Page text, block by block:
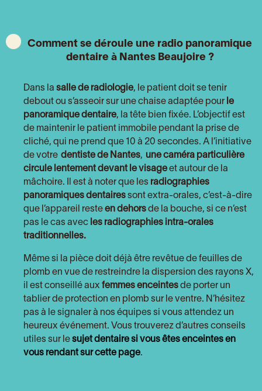
Comment se déroule une radio panoramique
dentaire à Nantes Beaujoire ?
Dans la salle de radiologie, le patient doit se tenir
debout ou s’asseoir sur une chaise adaptée pour le
panoramique dentaire, la tête bien fixée. L’objectif est
de maintenir le patient immobile pendant la prise de
cliché, qui ne prend que 10 à 20 secondes. A l’initiative
de votre dentiste de Nantes, une caméra particulière
circule lentement devant le visage et autour de la
mâchoire. Il est à noter que les radiographies
panoramiques dentaires sont extra-orales, c’est-à-dire
que l’appareil reste en dehors de la bouche, si ce n’est
pas le cas avec les radiographies intra-orales
traditionnelles.
Même si la pièce doit déjà être revêtue de feuilles de
plomb en vue de restreindre la dispersion des rayons X,
il est conseillé aux femmes enceintes de porter un
tablier de protection en plomb sur le ventre. N’hésitez
pas à le signaler à nos équipes si vous attendez un
heureux événement. Vous trouverez d’autres conseils
utiles sur le sujet dentaire si vous êtes enceintes en
vous rendant sur cette page.